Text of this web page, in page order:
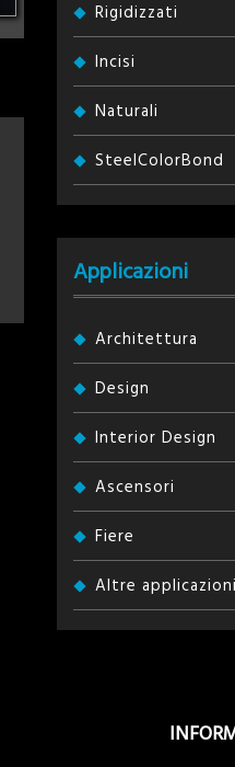
Rigidizzati
Incisi
Naturali
SteelColorBond
Applicazioni
Architettura
Design
Interior Design
Ascensori
Fiere
Altre applicazioni